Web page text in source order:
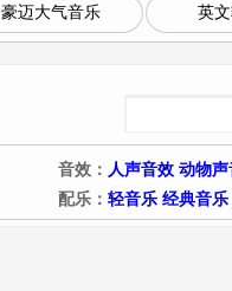
豪迈大气音乐 英
音效： 人声音效 动物声
配乐： 轻音乐 经典音乐